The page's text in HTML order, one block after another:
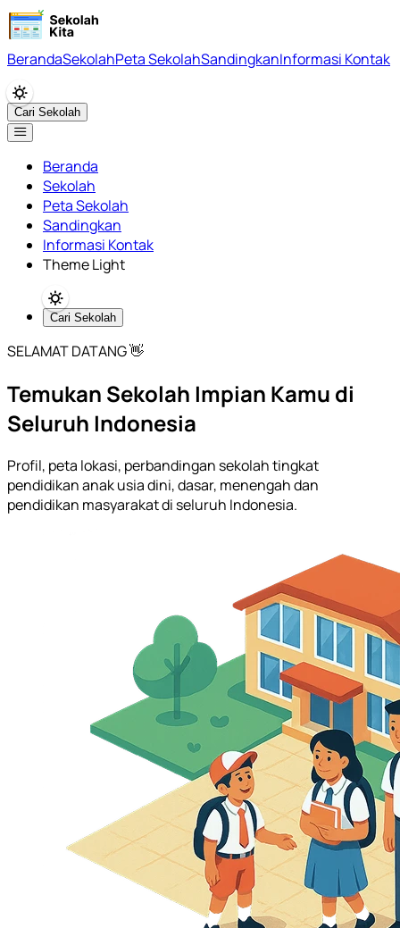
BerandaSekolahPeta SekolahSandingkanInformasi Kontak
Cari Sekolah
Beranda
Sekolah
Peta Sekolah
Sandingkan
Informasi Kontak
Theme Light
Cari Sekolah
SELAMAT DATANG 👋
Temukan Sekolah Impian Kamu di
Seluruh Indonesia
Profil, peta lokasi, perbandingan sekolah tingkat
pendidikan anak usia dini, dasar, menengah dan
pendidikan masyarakat di seluruh Indonesia.